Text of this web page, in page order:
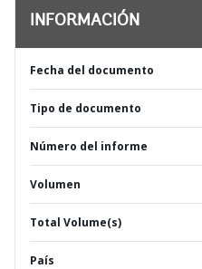
INFORMACIÓN
Fecha del documento
Tipo de documento
Número del informe
Volumen
Total Volume(s)
País